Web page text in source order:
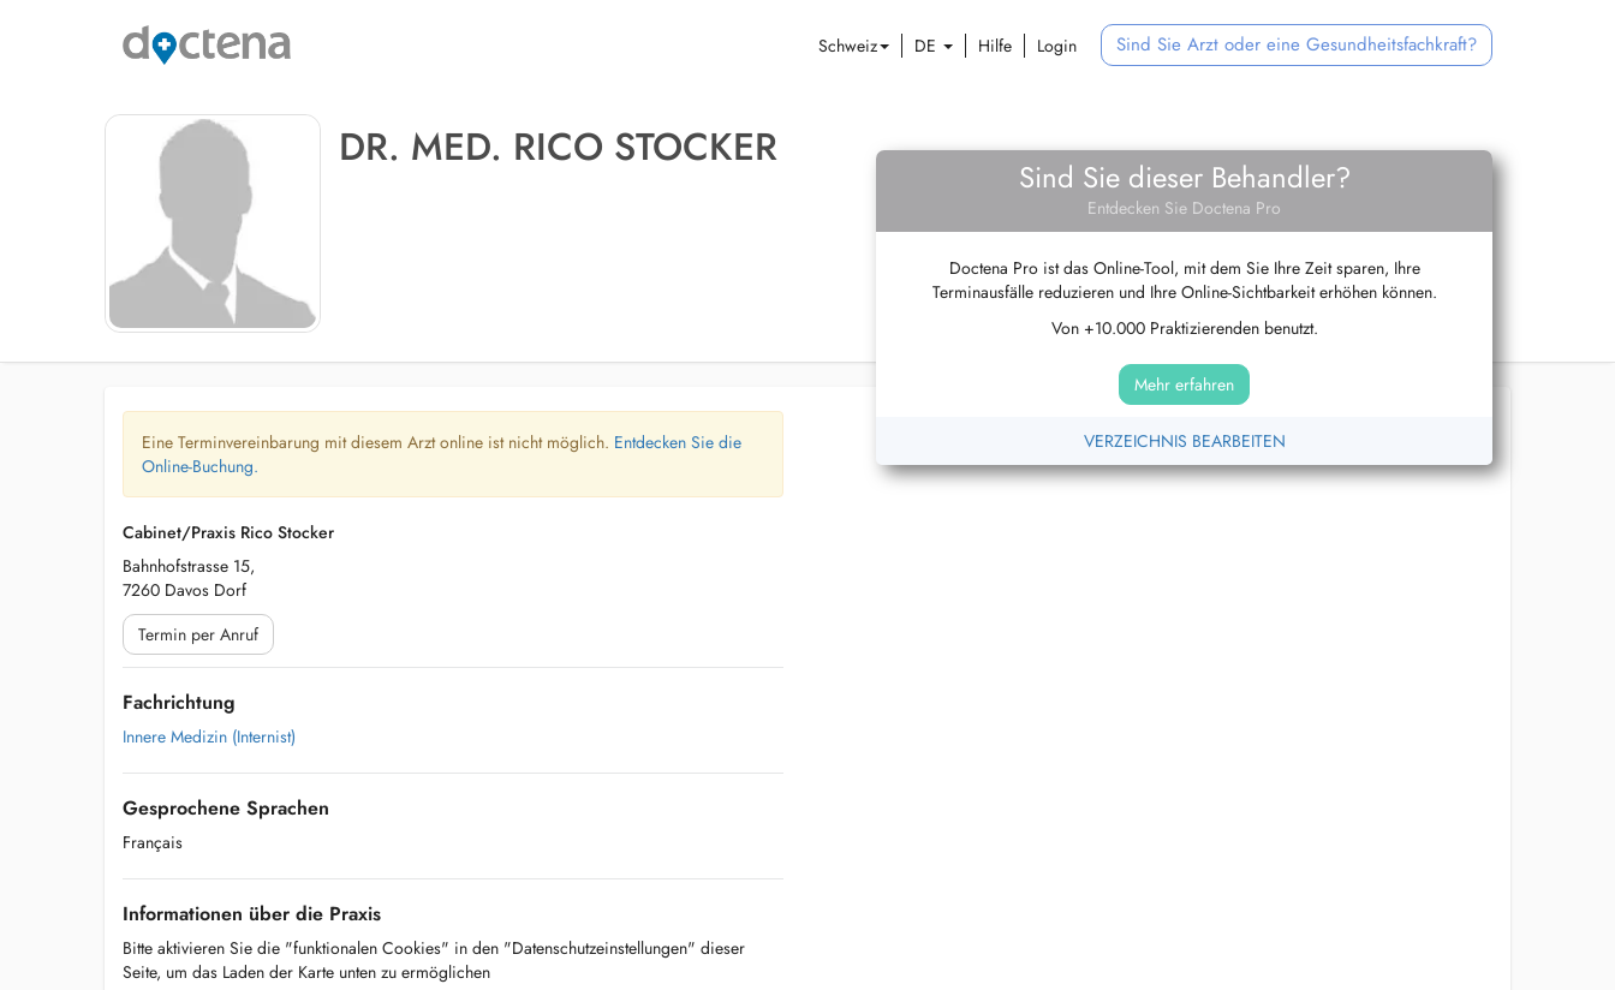
Schweiz DE Hilfe Login Sind Sie Arzt oder eine Gesundheitsfachkraft?
DR. MED. RICO STOCKER
Sind Sie dieser Behandler?
Entdecken Sie Doctena Pro
Doctena Pro ist das Online-Tool, mit dem Sie Ihre Zeit sparen, Ihre
Terminausfälle reduzieren und Ihre Online-Sichtbarkeit erhöhen können.
Von +10.000 Praktizierenden benutzt.
Mehr erfahren
VERZEICHNIS BEARBEITEN
Eine Terminvereinbarung mit diesem Arzt online ist nicht möglich. Entdecken Sie die
Online-Buchung.
Cabinet/Praxis Rico Stocker
Bahnhofstrasse 15,
7260 Davos Dorf
Termin per Anruf
Fachrichtung
Innere Medizin (Internist)
Gesprochene Sprachen
Français
Informationen über die Praxis
Bitte aktivieren Sie die "funktionalen Cookies" in den "Datenschutzeinstellungen" dieser
Seite, um das Laden der Karte unten zu ermöglichen